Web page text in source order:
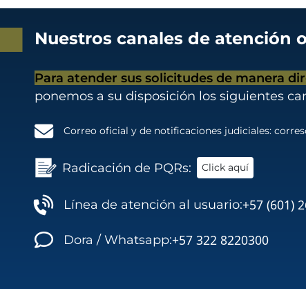
Nuestros canales de atención
Para atender sus solicitudes de manera
ponemos a su disposición los siguientes
Correo oficial y de notificaciones judiciales:
Radicación de PQRs: Click aquí
Línea de atención al usuario:+57 (601)
Dora / Whatsapp:+57 322 8220300